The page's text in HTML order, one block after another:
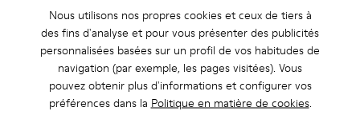
Nous utilisons nos propres cookies et ceux de tiers à
des fins d'analyse et pour vous présenter des publicités
personnalisées basées sur un profil de vos habitudes de
navigation (par exemple, les pages visitées). Vous
pouvez obtenir plus d'informations et configurer vos
préférences dans la Politique en matière de cookies.
Profitez de la livraison standard et en boutique gratuite pour
les achats de plus de 45CAD.
Nous n’acceptons pas de retour pour les produits de cette
promotion.